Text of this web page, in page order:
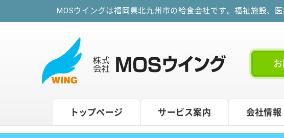
MOSウイングは福岡県北九州市の給食会社です。福祉施設、
トップページ サービス案内 会社情報